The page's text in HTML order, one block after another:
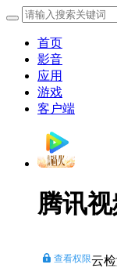
首页
影音
应用
游戏
客户端
腾讯
查看权限云